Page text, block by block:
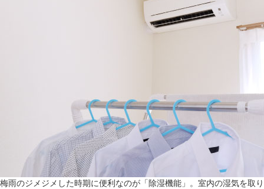
梅雨のジメジメした時期に便利なのが「除湿機能」。室内の湿気を取り